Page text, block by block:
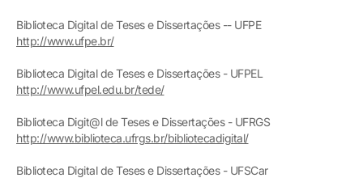
Biblioteca Digital de Teses e Dissertações -- UFPE
http://www.ufpe.br/
Biblioteca Digital de Teses e Dissertações - UFPEL
http://www.ufpel.edu.br/tede/
Biblioteca Digit@l de Teses e Dissertações - UFRGS
http://www.biblioteca.ufrgs.br/bibliotecadigital/
Biblioteca Digital de Teses e Dissertações - UFSCar